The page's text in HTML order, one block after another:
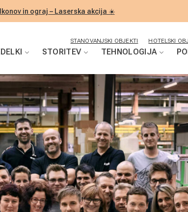
in ograj – Laserska akcija ☀️
STANOVANJSKI OBJEKTI HOTELSKI
STORITEV TEHNOLOGIJA